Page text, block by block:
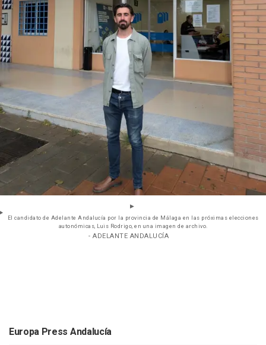
El candidato de Adelante Andalucía por la provincia de Málaga en las próximas elecciones
autonómicas, Luis Rodrigo, en una imagen de archivo.
- ADELANTE ANDALUCÍA
Europa Press Andalucía